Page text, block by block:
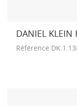
DANIEL KLEIN
Référence